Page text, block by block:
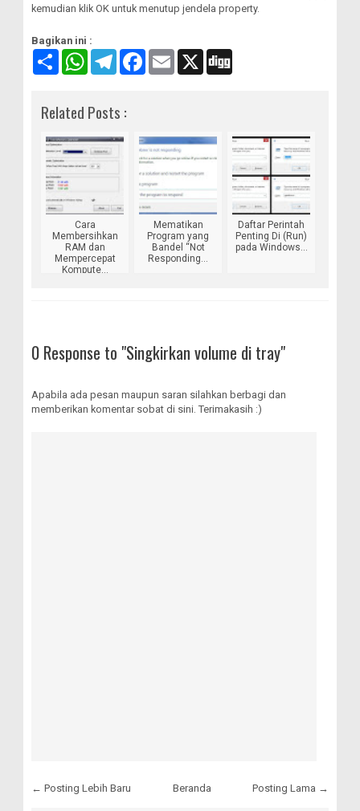
kemudian klik OK untuk menutup jendela property.
Bagikan ini :
S
n
W
s
A
p
T
r
m
F
k
E
m
X
Related Posts :
Cara
Membersihkan
RAM dan
Mempercepat
Kompute...
Mematikan
Program yang
Bandel “Not
Responding...
Daftar Perintah
Penting Di (Run)
pada Windows...
0 Response to "Singkirkan volume di tray"
Apabila ada pesan maupun saran silahkan berbagi dan
memberikan komentar sobat di sini. Terimakasih :)
← Posting Lebih Baru Posting Lama →
Beranda